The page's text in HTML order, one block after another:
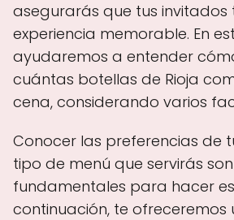
asegurarás que tus invitados
experiencia memorable. En
ayudaremos a entender
cuántas botellas de Rioja
cena, considerando varios
Conocer las preferencias de
tipo de menú que servirás
fundamentales para hacer
continuación, te